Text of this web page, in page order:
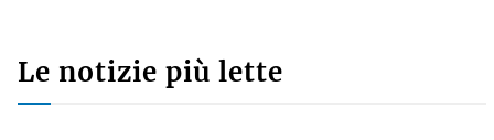
Le notizie più lette